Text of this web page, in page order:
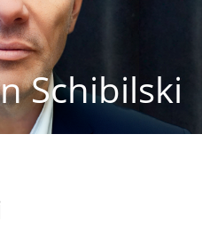
Schibilski